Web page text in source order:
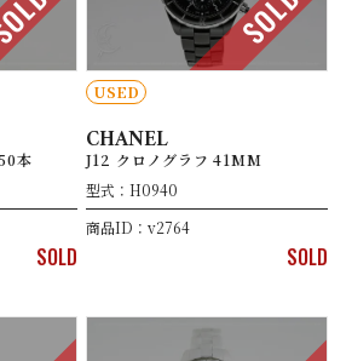
本
SOLD
USED
CHANEL
J12 クロノグラフ 41MM
型式：H0940
商品ID：v2764
SOLD